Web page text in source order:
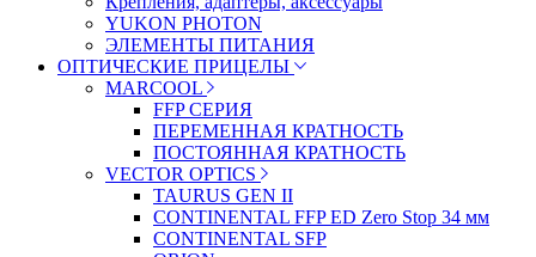
YUKON PHOTON
ЭЛЕМЕНТЫ ПИТАНИЯ
ОПТИЧЕСКИЕ ПРИЦЕЛЫ
MARCOOL
FFP СЕРИЯ
ПЕРЕМЕННАЯ КРАТНОСТЬ
ПОСТОЯННАЯ КРАТНОСТЬ
VECTOR OPTICS
TAURUS GEN II
CONTINENTAL FFP ED Zero Stop 34 мм
CONTINENTAL SFP